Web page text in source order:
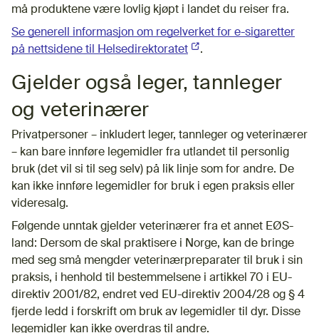
må produktene være lovlig kjøpt i landet du reiser fra.
Se generell informasjon om regelverket for e-sigaretter
på nettsidene til Helsedirektoratet (Ekstern lenke)
.
Gjelder også leger, tannleger
og veterinærer
Privatpersoner – inkludert leger, tannleger og veterinærer
– kan bare innføre legemidler fra utlandet til personlig
bruk (det vil si til seg selv) på lik linje som for andre. De
kan ikke innføre legemidler for bruk i egen praksis eller
videresalg.
Følgende unntak gjelder veterinærer fra et annet EØS-
land: Dersom de skal praktisere i Norge, kan de bringe
med seg små mengder veterinærpreparater til bruk i sin
praksis, i henhold til bestemmelsene i artikkel 70 i EU-
direktiv 2001/82, endret ved EU-direktiv 2004/28 og § 4
fjerde ledd i forskrift om bruk av legemidler til dyr. Disse
legemidler kan ikke overdras til andre.